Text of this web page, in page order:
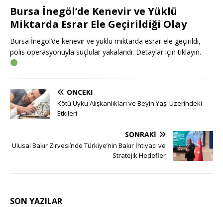
Bursa İnegöl’de Kenevir ve Yüklü
Miktarda Esrar Ele Geçirildiği Olay
Bursa İnegöl’de kenevir ve yüklü miktarda esrar ele geçirildi,
polis operasyonuyla suçlular yakalandı. Detaylar için tıklayın.
ÖNCEKI
Kötü Uyku Alışkanlıkları ve Beyin Yaşı Üzerindeki
Etkileri
SONRAKI
Ulusal Bakır Zirvesi’nde Türkiye’nin Bakır İhtiyacı ve
Stratejik Hedefler
SON YAZILAR